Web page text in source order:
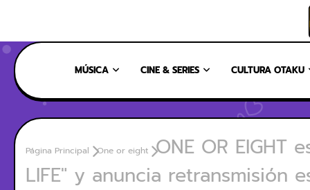
MÚSICA CINE & SERIES CULTURA OTAKU
Página Principal One or eight
ONE OR EIGHT
LIFE" y anuncia retransmisión